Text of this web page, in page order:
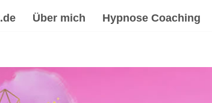
Über mich Hypnose Coaching
✔️Heilhypnose, Psychologische Beratung,
Coach & psychologische Beraterin für